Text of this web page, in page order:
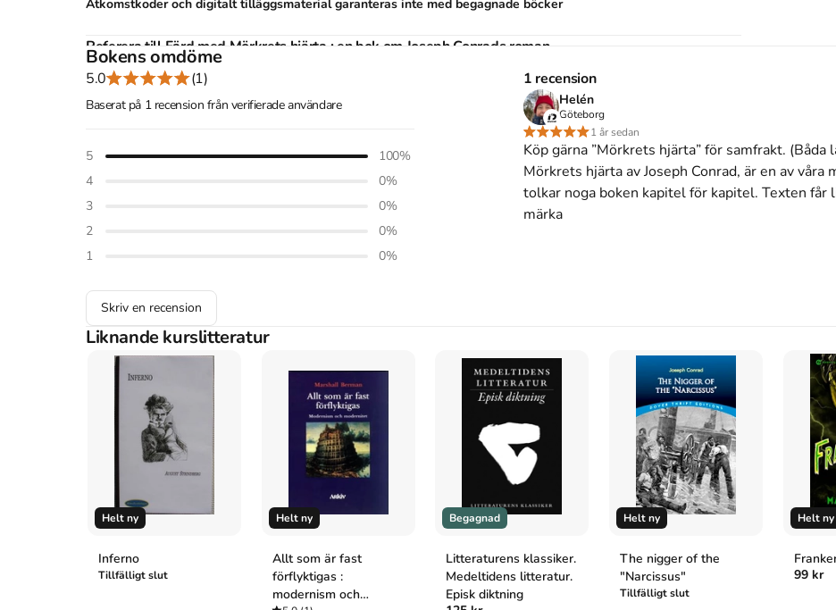
Åtkomstkoder och digitalt tilläggsmaterial garanteras inte med begagnade böcker
Referera till Färd med Mörkrets hjärta : en bok om Joseph Conrads roman
Harvard
Lagercrantz, O. (1988).Färd med Mörkrets hjärta : en bok om Joseph Conrads roman. Wahlström &
Lagercrantz, Olof,Färd med Mörkrets hjärta : en bok om Joseph Conrads roman (Wahlström & Widstrand,
1988).
APA
Färd med Mörkrets hjärta : en bok om Joseph Conrads roman. Wahlström &
Widstrand.
Vancouver
Bokens omdöme
5.0 (1)
Baserat på 1 recension från verifierade användare
5 100%
4
0%
3
0%
2
0%
1
0%
Skriv en recension
1 recension
Helén
Göteborg
1 år sedan
Köp gärna ”Mörkrets hjärta” för samfrakt. (Båda
Mörkrets hjärta av Joseph Conrad, är en av
tolkar noga boken kapitel för kapitel. Texten
märka
Liknande kurslitteratur
Helt ny
Inferno
Tillfälligt slut
Helt ny
Allt som är fast
förflyktigas :
modernism och
Begagnad
Litteraturens klassiker.
Medeltidens litteratur.
Episk diktning
Helt ny
The nigger of the
"Narcissus"
Tillfälligt slut
Helt ny
99 kr